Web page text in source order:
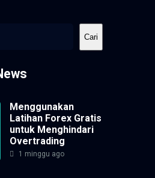
Cari
Menggunakan
Latihan Forex Gratis
untuk Menghindari
Overtrading
1 minggu ago